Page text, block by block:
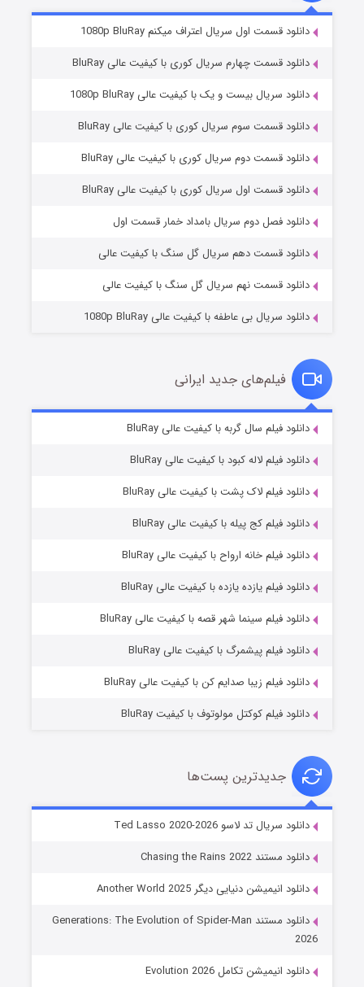
قسمت۲ (زیرنویس) منتشر شد
مردگان متحرک: شهر مرده ۳
قسمت۲ (زیرنویس) منتشر شد
قسمت۷ (زیرنویس) منتشر شد
خاندان اژدها فصل ۳
دانلود قسمت اول سریال اعتراف میکنم 1080p BluRay
دانلود قسمت چهارم سریال کوری با کیفیت عالی BluRay
دانلود سریال بیست و یک با کیفیت عالی 1080p BluRay
دانلود قسمت سوم سریال کوری با کیفیت عالی BluRay
دانلود قسمت دوم سریال کوری با کیفیت عالی BluRay
دانلود قسمت اول سریال کوری با کیفیت عالی BluRay
دانلود فصل دوم سریال بامداد خمار قسمت اول
دانلود قسمت دهم سریال گل سنگ با کیفیت عالی
دانلود قسمت نهم سریال گل سنگ با کیفیت عالی
دانلود سریال بی عاطفه با کیفیت عالی 1080p BluRay
فیلم‌های جدید ایرانی
دانلود فیلم سال گربه با کیفیت عالی BluRay
دانلود فیلم لاله کبود با کیفیت عالی BluRay
دانلود فیلم لاک پشت با کیفیت عالی BluRay
دانلود فیلم کج‌ پیله با کیفیت عالی BluRay
دانلود فیلم خانه ارواح با کیفیت عالی BluRay
دانلود فیلم یازده یازده با کیفیت عالی BluRay
دانلود فیلم سینما شهر قصه با کیفیت عالی BluRay
دانلود فیلم پیشمرگ با کیفیت عالی BluRay
دانلود فیلم زیبا صدایم کن با کیفیت عالی BluRay
دانلود فیلم کوکتل مولوتوف با کیفیت BluRay
جدیدترین پست‌ها
دانلود سریال تد لاسو Ted Lasso 2020-2026
دانلود مستند Chasing the Rains 2022
دانلود انیمیشن دنیایی دیگر Another World 2025
دانلود مستند Generations: The Evolution of Spider-Man
2026
دانلود انیمیشن تکامل Evolution 2026